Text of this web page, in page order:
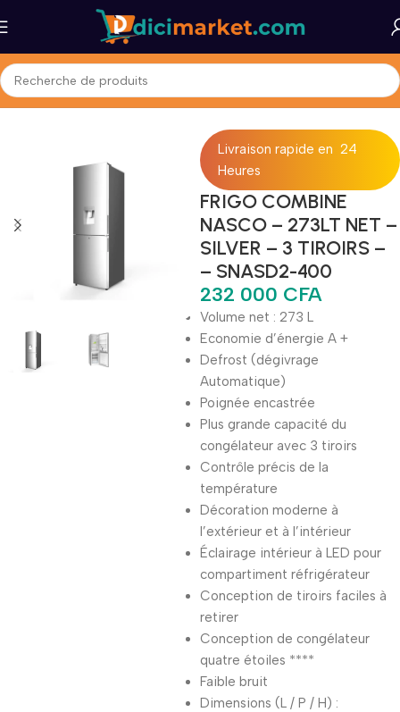
Accueil Maison et Bureau Gros Électromenager Réfrigérateurs
Livraison rapide en 24
Heures
FRIGO COMBINE
NASCO – 273LT NET –
SILVER – 3 TIROIRS –
– SNASD2-400
232 000 CFA
Volume net : 273 L
Economie d’énergie A +
Defrost (dégivrage
Automatique)
Poignée encastrée
Plus grande capacité du
congélateur avec 3 tiroirs
Contrôle précis de la
température
Décoration moderne à
l’extérieur et à l’intérieur
Éclairage intérieur à LED pour
compartiment réfrigérateur
Conception de tiroirs faciles à
retirer
Conception de congélateur
quatre étoiles ****
Faible bruit
Dimensions (L / P / H) :